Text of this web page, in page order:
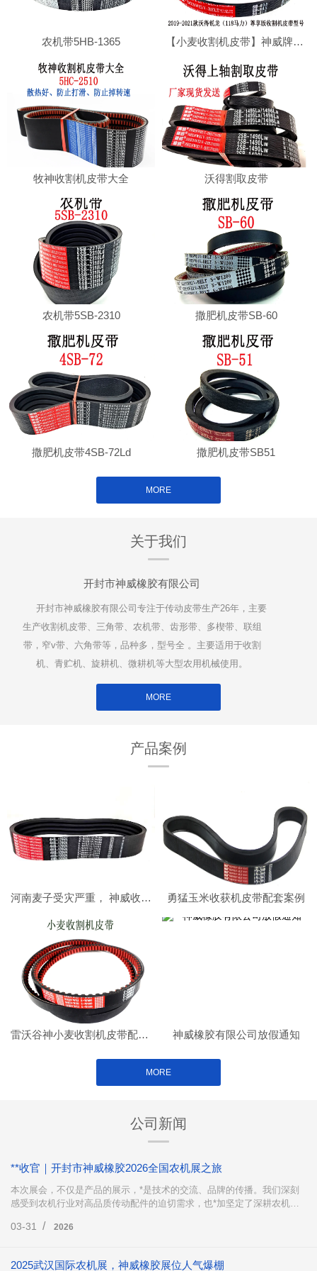
农机带5HB-1365 【小麦收割机皮带】神威牌沃得收割机专用切草皮带SB80.5耐磨损，耐高温
牧神收割机皮带大全 沃得割取皮带
农机带5SB-2310 撒肥机皮带SB-60
撒肥机皮带4SB-72Ld 撒肥机皮带SB51
MORE
关于我们
开封市神威橡胶有限公司
开封市神威橡胶有限公司专注于传动皮带生产26年，主要
生产收割机皮带、三角带、农机带、齿形带、多楔带、联组
带，窄v带、六角带等，品种多，型号全 。主要适用于收割
机、青贮机、旋耕机、微耕机等大型农用机械使用。
MORE
产品案例
河南麦子受灾严重， 神威收割机皮带在南阳社旗助力小麦收割顺利进行 勇猛玉米收获机皮带配套案例
雷沃谷神小麦收割机皮带配套案例 神威橡胶有限公司放假通知
MORE
公司新闻
**收官｜开封市神威橡胶2026全国农机展之旅
本次展会，不仅是产品的展示，*是技术的交流、品牌的传播。我们深刻
感受到农机行业对高品质传动配件的迫切需求，也*加坚定了深耕农机传
03-31 / 2026
2025武汉国际农机展，神威橡胶展位人气爆棚